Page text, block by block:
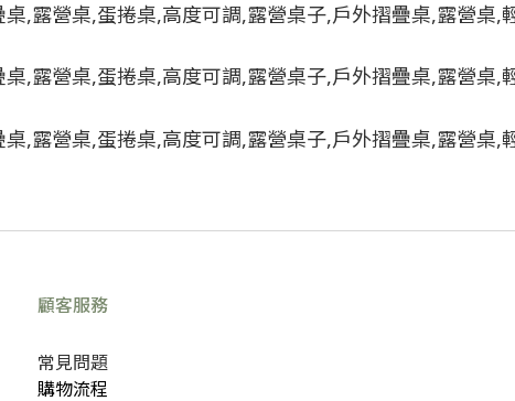
顧客服務
常見問題
購物流程